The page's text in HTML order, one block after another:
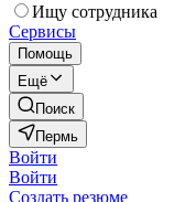
Ищу сотрудника
Сервисы
Помощь
Ещё
Поиск
Пермь
Войти
Войти
Создать резюме